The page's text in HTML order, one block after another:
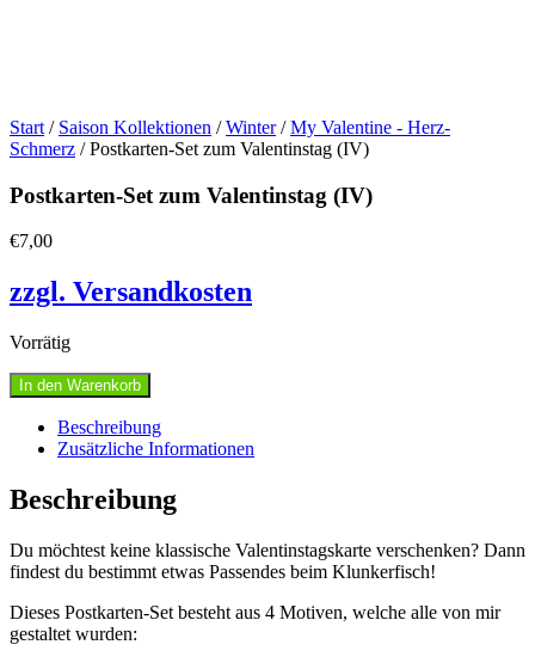
Start / Saison Kollektionen /Winter/My Valentine - Herz-
Schmerz / Postkarten-Set zum Valentinstag (IV)
Postkarten-Set zum Valentinstag (IV)
€7,00
zzgl. Versandkosten
Vorrätig
Postkarten-
Set
zum
Valentinstag
Menge
In den Warenkorb
Beschreibung
Zusätzliche Informationen
Beschreibung
Du möchtest keine klassische Valentinstagskarte verschenken? Dann
findest du bestimmt etwas Passendes beim Klunkerfisch!
Dieses Postkarten-Set besteht aus 4 Motiven, welche alle von mir
gestaltet wurden: